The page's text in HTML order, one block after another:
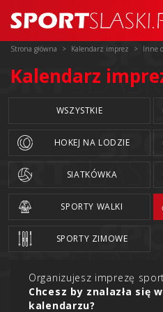
Strona główna Kalendarz imprez Inne
Kalendarz
WSZYSTKIE
HOKEJ NA LODZIE
SIATKÓWKA
SPORTY WALKI
SPORTY ZIMOWE
Organizujesz imprezę
Chcesz by znalazła się
kalendarzu?